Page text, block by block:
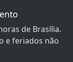
de Brasília.
e feriados não